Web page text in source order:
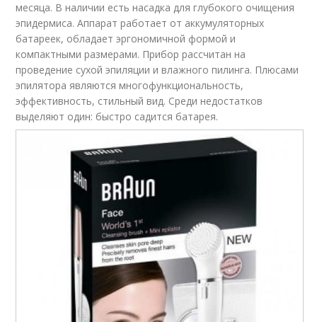
месяца. В наличии есть насадка для глубокого очищения
эпидермиса. Аппарат работает от аккумуляторных
батареек, обладает эргономичной формой и
компактными размерами. Прибор рассчитан на
проведение сухой эпиляции и влажного пилинга. Плюсами
эпилятора являются многофункциональность,
эффективность, стильный вид. Среди недостатков
выделяют один: быстро садится батарея.